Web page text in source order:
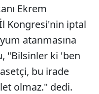
Ekrem
Kongresi'nin iptal
atanmasına
"Bilsinler ki 'ben
bu irade
olmaz." dedi.